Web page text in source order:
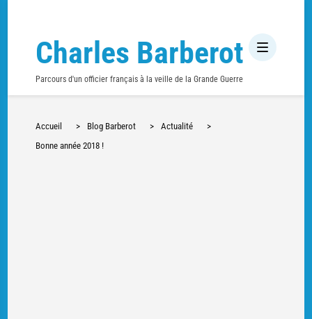
Charles Barberot
Parcours d'un officier français à la veille de la Grande Guerre
Accueil > Blog Barberot > Actualité
>
Bonne année 2018 !